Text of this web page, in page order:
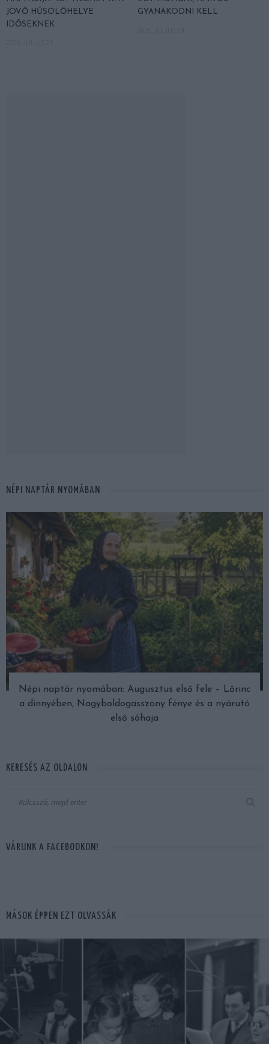
JÖVŐ HŰSÖLŐHELYE
IDŐSEKNEK
GYANAKODNI KELL
NÉPI NAPTÁR NYOMÁBAN
Népi naptár nyomában: Augusztus első fele – Lőrinc
a dinnyében, Nagyboldogasszony fénye és a nyárutó
első sóhaja
KERESÉS AZ OLDALON
VÁRUNK A FACEBOOKON!
MÁSOK ÉPPEN EZT OLVASSÁK